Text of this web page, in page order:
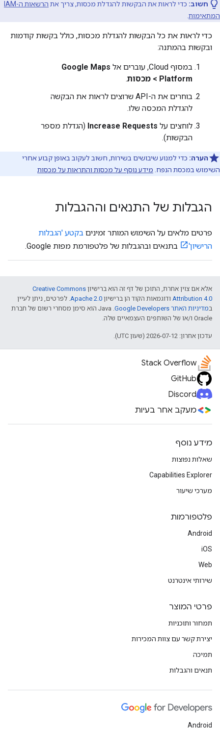
חשוב: כדי לראות את הבקשות להגדלת מכסות, צריך את
הרשאות ה-IAM
המתאימות.
כדי לראות את כל הבקשות להגדלת מכסות, כולל בקשות קודמות
ובקשות בהמתנה:
במסוף Cloud, עוברים אל
Google Maps
Platform > מכסות
.
בוחרים את ה-API שרוצים לראות את הבקשה
להגדלת המכסה שלו.
לוחצים על Increase Requests (הגדלת מספר
הבקשות).
הערה: כדי למנוע שיבושים בשירות, חשוב לעקוב באופן קבוע אחרי
השימוש במכסת הנפח. מידע נוסף על מכסות והתראות על מכסות
הגבלות של התנאים וההגבלות
פרטים מלאים על השימוש המותר זמינים בקטע 'הגבלות
הרישיון'
בתנאים ובהגבלות של פלטפורמת מפות Google.
אלא אם צוין אחרת, התוכן של דף זה הוא ברישיון Creative Commons
Attribution 4.0 ודוגמאות הקוד הן ברישיון Apache 2.0. לפרטים, ניתן לעיין
במדיניות האתר Google Developers‏
.‏ Java הוא סימן מסחרי רשום של חברת
Oracle ו/או של השותפים העצמאיים שלה.
עדכון אחרון: 2026-07-12 (שעון UTC).
Stack Overflow
GitHub
Discord
מעקב אחר בעיות
מידע נוסף
שאלות נפוצות
Capabilities Explorer
מערכי שיעור
פלטפורמות
Android
iOS
Web
שירותי אינטרנט
פרטי המוצר
תמחור ותוכניות
יצירת קשר עם צוות המכירות
תמיכה
תנאים והגבלות
Android